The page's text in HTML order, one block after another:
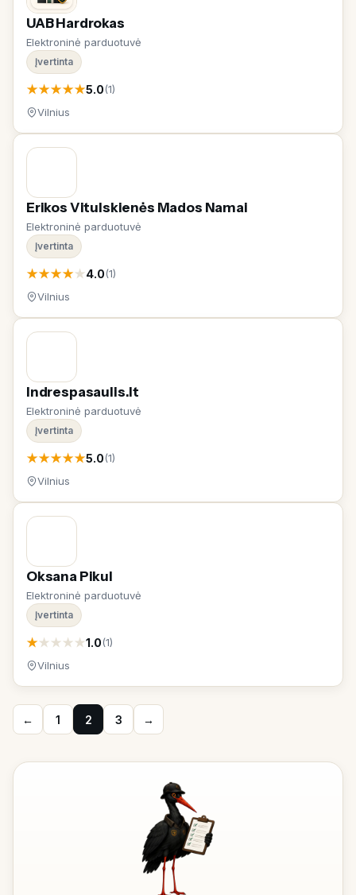
UAB Hardrokas
Elektroninė parduotuvė
Įvertinta
★★★★★5.0(1)
Vilnius
Erikos Vitulskienės Mados Namai
Elektroninė parduotuvė
Įvertinta
★★★★★4.0(1)
Vilnius
Indrespasaulis.lt
Elektroninė parduotuvė
Įvertinta
★★★★★5.0(1)
Vilnius
Oksana Pikul
Elektroninė parduotuvė
Įvertinta
★★★★★1.0(1)
Vilnius
← 1 2 3 →